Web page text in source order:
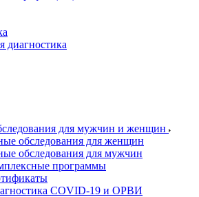
диагностика
для мужчин и женщин
обследования для женщин
обследования для мужчин
программы
COVID-19 и ОРВИ